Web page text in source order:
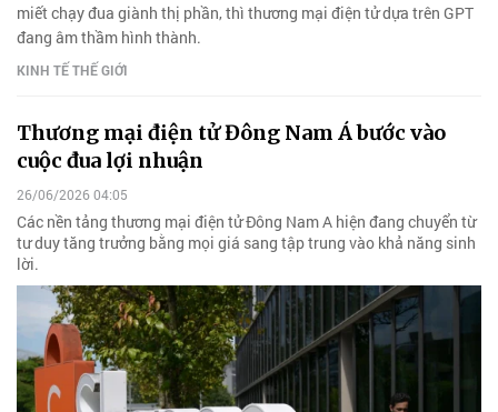
miết chạy đua giành thị phần, thì thương mại điện tử dựa trên GPT
đang âm thầm hình thành.
KINH TẾ THẾ GIỚI
Thương mại điện tử Đông Nam Á bước vào
cuộc đua lợi nhuận
26/06/2026 04:05
Các nền tảng thương mại điện tử Đông Nam A hiện đang chuyển từ
tư duy tăng trưởng bằng mọi giá sang tập trung vào khả năng sinh
lời.